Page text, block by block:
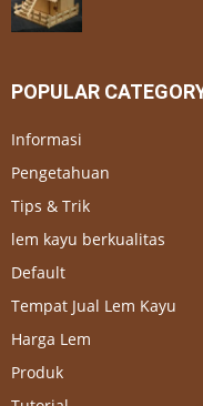
POPULAR
Informasi
Pengetahuan
Tips & Trik
lem kayu berkualitas
Default
Tempat Jual Lem Kayu
Harga Lem
Produk